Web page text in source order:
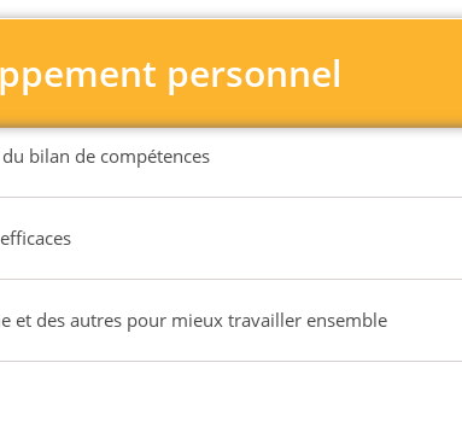
personnel
bilan de compétences
et des autres pour mieux travailler ensemble